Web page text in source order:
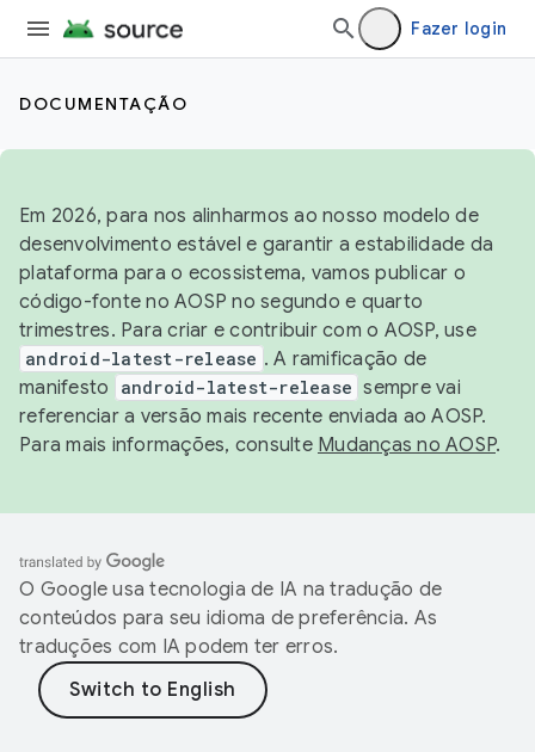
Fazer login
DOCUMENTAÇÃO
Em 2026, para nos alinharmos ao nosso modelo de
desenvolvimento estável e garantir a estabilidade da
plataforma para o ecossistema, vamos publicar o
código-fonte no AOSP no segundo e quarto
trimestres. Para criar e contribuir com o AOSP, use
android-latest-release . A ramificação de
manifesto
android-latest-release sempre vai
referenciar a versão mais recente enviada ao AOSP.
Para mais informações, consulte Mudanças no AOSP.
O Google usa tecnologia de IA na tradução de
conteúdos para seu idioma de preferência. As
traduções com IA podem ter erros.